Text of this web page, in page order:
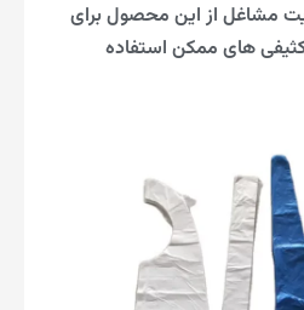
مشاغل از این محصول برای
های ممکن استفاده